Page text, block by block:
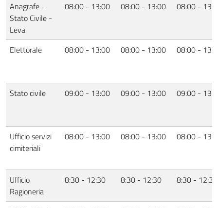
Anagrafe -
Stato Civile -
Leva
08:00 - 13:00 08:00 - 13:00 08:00 -
Elettorale 08:00 - 13:00 08:00 - 13:00 08:00 -
Stato civile 09:00 - 13:00 09:00 - 13:00 09:00 -
Ufficio servizi
cimiteriali
08:00 - 13:00 08:00 - 13:00 08:00 -
Ufficio
Ragioneria
8:30 - 12:30 8:30 - 12:30 8:30 - 12:30